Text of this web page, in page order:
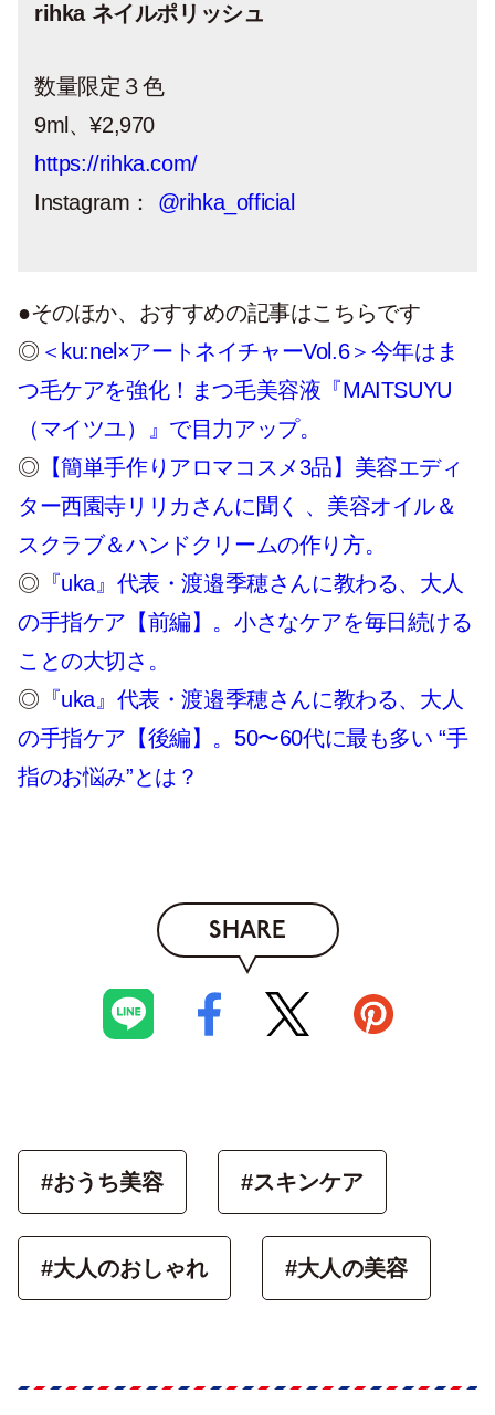
rihka ネイルポリッシュ
数量限定３色
9ml、¥2,970
https://rihka.com/
Instagram：
@rihka_official
●そのほか、おすすめの記事はこちらです
◎ ＜ku:nel×アートネイチャーVol.6＞今年はま
つ毛ケアを強化！まつ毛美容液『MAITSUYU
（マイツユ）』で目力アップ。
◎ 【簡単手作りアロマコスメ3品】美容エディ
ター西園寺リリカさんに聞く 、美容オイル＆
スクラブ＆ハンドクリームの作り方。
◎ 『uka』代表・渡邉季穂さんに教わる、大人
の手指ケア【前編】。小さなケアを毎日続ける
ことの大切さ。
◎ 『uka』代表・渡邉季穂さんに教わる、大人
の手指ケア【後編】。50〜60代に最も多い “手
指のお悩み”とは？
SHARE
#おうち美容 #スキンケア
#大人のおしゃれ #大人の美容